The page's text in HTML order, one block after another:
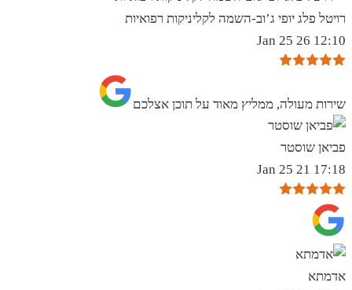
רויטל פלג יופי ג’וב-השמה לקליניקות רפואיות
12:10 26 Jan 25
שירות מעולה, ממליץ מאוד על תוכן אצלכם
פביאן שוסטר
17:18 21 Jan 25
אדמתא